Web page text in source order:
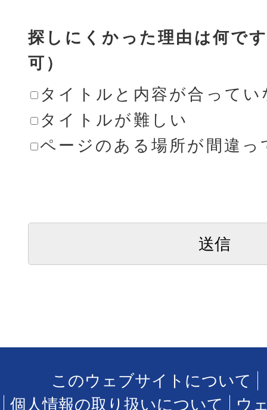
探しにくかった理由は何で
可）
タイトルと内容が合ってい
タイトルが難しい
ページのある場所が間違っ
このウェブサイトについて
個人情報の取り扱いについて
ウ